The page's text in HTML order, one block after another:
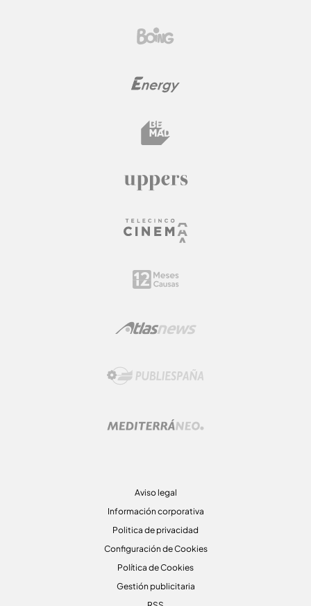
Aviso legal
Información corporativa
Politica de privacidad
Configuración de Cookies
Política de Cookies
Gestión publicitaria